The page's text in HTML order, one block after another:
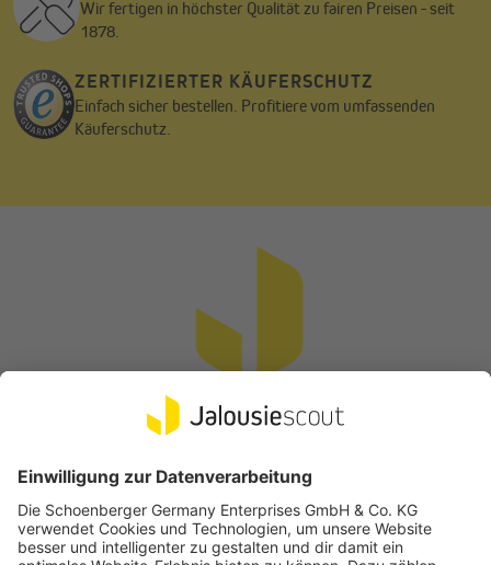
Wir fertigen in höchster Qualität zu fairen Preisen - seit
1878.
ZERTIFIZIERTER KÄUFERSCHUTZ
Einfach sicher bestellen. Profitiere vom umfassenden
Käuferschutz.
Vertrag widerrufen